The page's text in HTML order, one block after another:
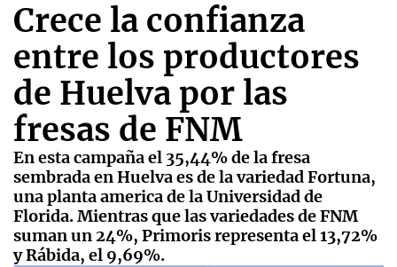
Crece la confianza
entre los productores
de Huelva por las
fresas de FNM
En esta campaña el 35,44% de la fresa
sembrada en Huelva es de la variedad Fortuna,
una planta america de la Universidad de
Florida. Mientras que las variedades de FNM
suman un 24%, Primoris representa el 13,72%
y Rábida, el 9,69%.